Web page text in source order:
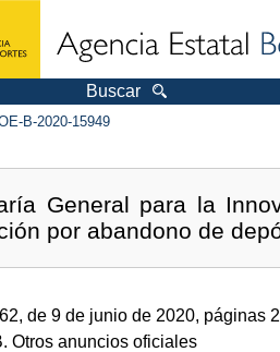
Buscar
B-2020-15949
General para la
por abandono de
de 9 de junio de 2020, páginas
Otros anuncios oficiales